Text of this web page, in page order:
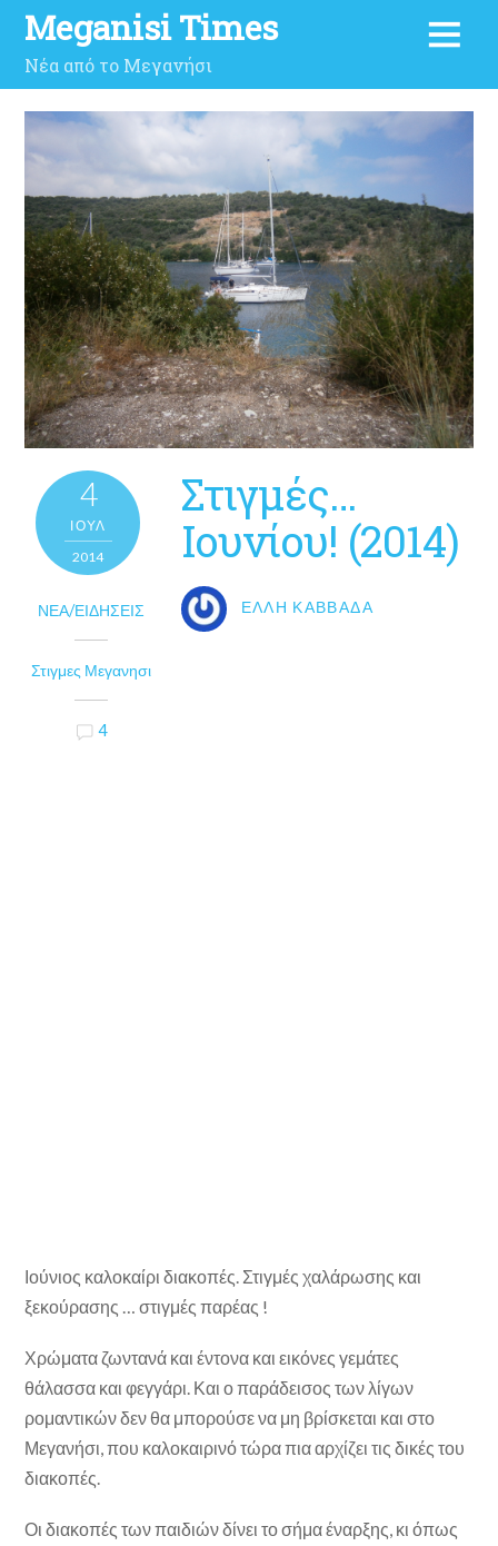
Meganisi Times
Νέα από το Μεγανήσι
4
ΙΟΎΛ
2014
ΝΈΑ/ΕΙΔΉΣΕΙΣ
Στιγμες Μεγανησι
4
Στιγμές…
Ιουνίου! (2014)
ΈΛΛΗ ΚΑΒΒΑΔΆ
Ιούνιος καλοκαίρι διακοπές. Στιγμές χαλάρωσης και
ξεκούρασης … στιγμές παρέας !
Χρώματα ζωντανά και έντονα και εικόνες γεμάτες
θάλασσα και φεγγάρι. Και ο παράδεισος των λίγων
ρομαντικών δεν θα μπορούσε να μη βρίσκεται και στο
Μεγανήσι, που καλοκαιρινό τώρα πια αρχίζει τις δικές του
διακοπές.
Οι διακοπές των παιδιών δίνει το σήμα έναρξης, κι όπως